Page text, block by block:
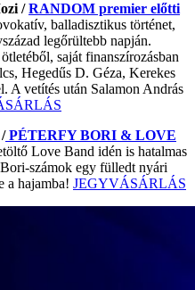
/RANDOM premier előtti
balladisztikus történet,
legőrültebb napján.
saját finanszírozásban
Hegedűs D. Géza, Kerekes
A vetítés után Salamon András
PÉTERFY BORI & LOVE
Love Band idén is hatalmas
számok egy fülledt nyári
a hajamba! JEGYVÁSÁRLÁS